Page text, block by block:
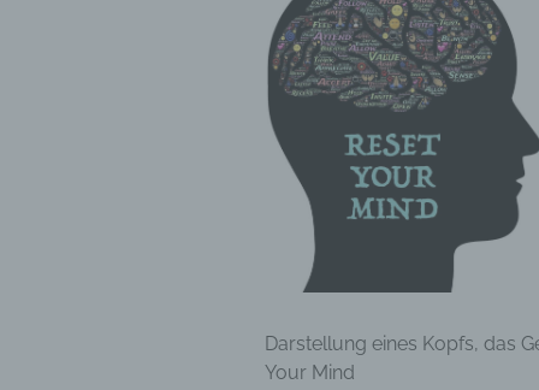
Darstellung eines Kopfs, das
Your Mind